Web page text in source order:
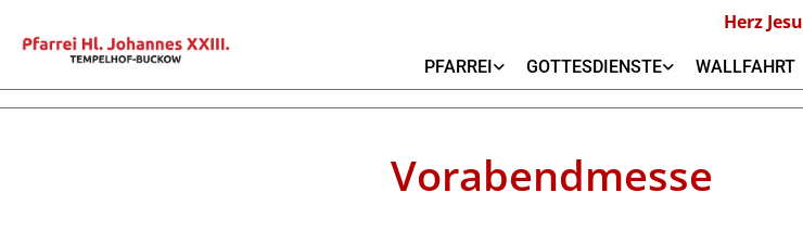
Herz Jesu
PFARREI GOTTESDIENSTE WALLFAHRT
Vorabendmesse